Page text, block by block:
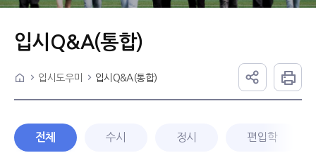
입시Q&A(통합)
입시도우미 입시Q&A(통합)
전체 수시 정시 편입학